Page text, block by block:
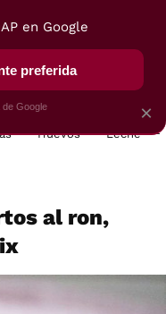
VEGUI
Huevos Leche
al ron,
×
en Google
preferida
Google